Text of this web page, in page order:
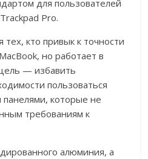
для пользователей
Pro.
тех, кто привык к точности
но работает в
— избавить
пользоваться
которые не
требованиям к
алюминия, а